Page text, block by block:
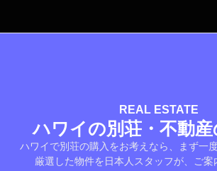
REAL ESTATE
ハワイの別荘・不動産
ハワイで別荘の購入をお考えなら、まず一
厳選した物件を日本人スタッフが、ご案